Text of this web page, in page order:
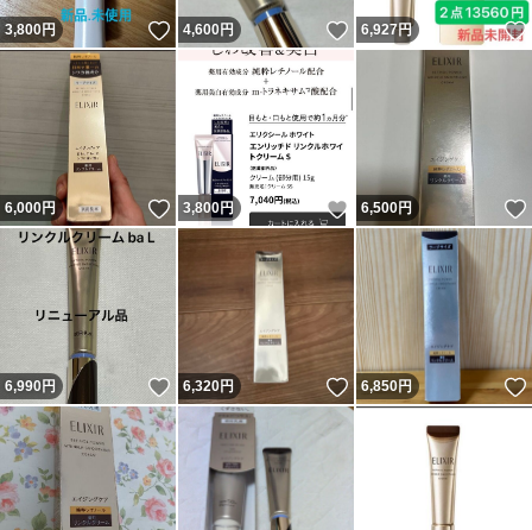
3,800円 いいね！
4,600円 いいね！
6,927円
6,000円 いいね！
3,800円 いいね！
6,500円
6,990円 いいね！
6,320円 いいね！
6,850円